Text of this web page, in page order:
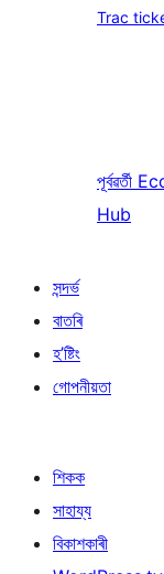
Trac
পূৰ্বৱৰ্তী
Hub
সন্দৰ্ভ
বাতৰি
হ’ষ্টিং
গোপনীয়তা
শিকক
সাহায্য
বিকাশকাৰী